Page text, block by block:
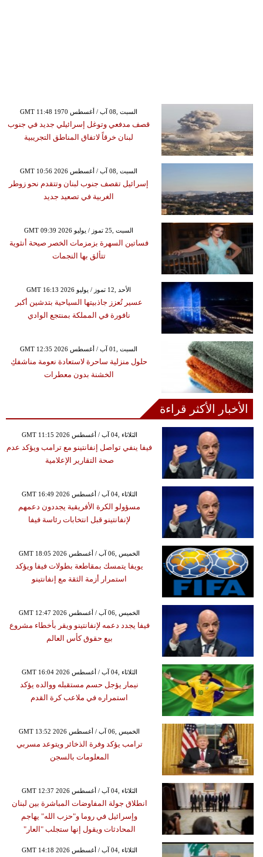
GMT 11:48 1970 السبت ,08 آب / أغسطس
قصف مدفعي وتوغل إسرائيلي جديد في جنوب
لبنان خرقاً لاتفاق المناطق التجريبية
GMT 10:56 2026 السبت ,08 آب / أغسطس
إسرائيل تقصف جنوب لبنان وتتقدم نحو زوطر
الغربية في تصعيد جديد
GMT 09:39 2026 السبت ,25 تموز / يوليو
فساتين السهرة بزمزمات الخصر صيحة أنثوية
تتألق بها النجمات
GMT 16:13 2026 الأحد ,12 تموز / يوليو
عسير تُعزز جاذبيتها السياحية بتدشين أكبر
نافورة في المملكة بمنتجع الوادي
GMT 12:35 2026 السبت ,01 آب / أغسطس
حلول منزلية ساحرة لاستعادة نعومة مناشفكِ
الخشنة بدون معطرات
الأخبار الأكثر قراءة
GMT 11:15 2026 الثلاثاء ,04 آب / أغسطس
فيفا ينفي تواصل إنفانتينو مع ترامب ويؤكد عدم
صحة التقارير الإعلامية
GMT 16:49 2026 الثلاثاء ,04 آب / أغسطس
مسؤولو الكرة الأفريقية يجددون دعمهم
لإنفانتينو قبل انتخابات رئاسة فيفا
GMT 18:05 2026 الخميس ,06 آب / أغسطس
يويفا يتمسك بمقاطعة بطولات فيفا ويؤكد
استمرار أزمة الثقة مع إنفانتينو
GMT 12:47 2026 الخميس ,06 آب / أغسطس
فيفا يجدد دعمه لإنفانتينو ويقر بأخطاء مشروع
بيع حقوق كأس العالم
GMT 16:04 2026 الثلاثاء ,04 آب / أغسطس
نيمار يؤجل حسم مستقبله ووالده يؤكد
استمراره في ملاعب كرة القدم
GMT 13:52 2026 الخميس ,06 آب / أغسطس
ترامب يؤكد وفرة الذخائر ويتوعد مسربي
المعلومات بالسجن
GMT 12:37 2026 الثلاثاء ,04 آب / أغسطس
انطلاق جولة المفاوضات المباشرة بين لبنان
وإسرائيل في روما و"حزب الله" يهاجم
المحادثات ويقول إنها ستجلب "العار"
GMT 14:18 2026 الثلاثاء ,04 آب / أغسطس